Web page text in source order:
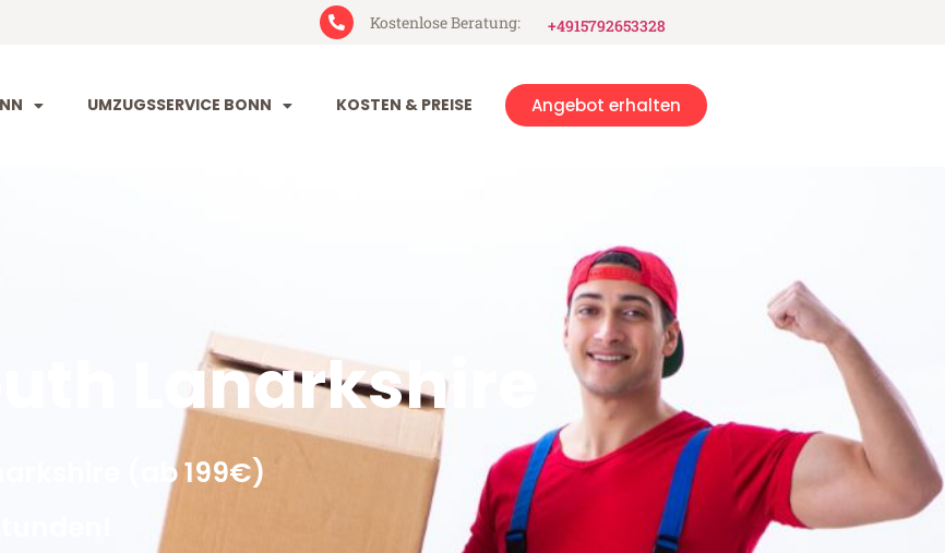
Kostenlose Beratung: +4915792653328
UMZUGSSERVICE BONN KOSTEN & PREISE Angebot erhalten
Lanarkshire
(ab 199€)